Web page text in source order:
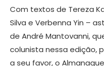
Com textos de Tereza
Silva e Verbenna Yin –
de André Mantovanni,
colunista nessa edição,
a seu favor, o